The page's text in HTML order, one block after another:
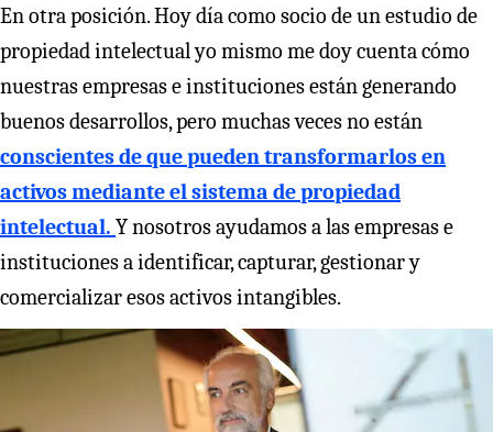
En otra posición. Hoy día como socio de un estudio de
propiedad intelectual yo mismo me doy cuenta cómo
nuestras empresas e instituciones están generando
buenos desarrollos, pero muchas veces no están
conscientes de que pueden transformarlos en
activos mediante el sistema de propiedad
intelectual. Y nosotros ayudamos a las empresas e
instituciones a identificar, capturar, gestionar y
comercializar esos activos intangibles.